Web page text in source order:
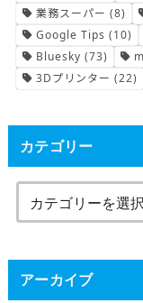
業務スーパー (8)
Google Tips (10)
Bluesky (73)
3Dプリンター (22)
カテゴリー
アーカイブ